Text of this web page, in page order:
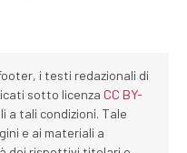
i testi redazionali di
sotto licenza CC BY-
a tali condizioni. Tale
e ai materiali a